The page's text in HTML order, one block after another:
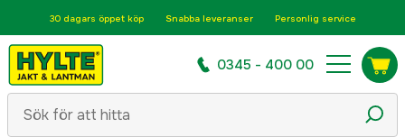
30 dagars öppet köp Snabba leveranser Personlig service
0345 - 400 00